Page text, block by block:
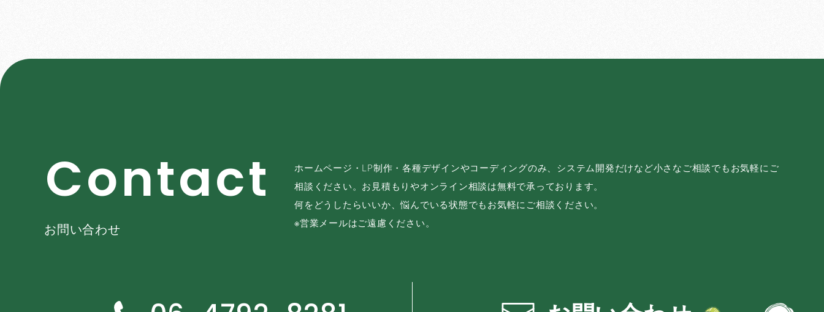
Contact
お問い合わせ
ホームページ・LP制作・各種デザインやコーディングのみ、システム開発だけなど小さなご相談でもお気軽にご
相談ください。お見積もりやオンライン相談は無料で承っております。
何をどうしたらいいか、悩んでいる状態でもお気軽にご相談ください。
※営業メールはご遠慮ください。